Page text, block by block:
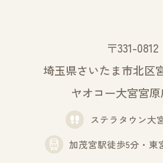
〒331-0812
埼玉県さいたま市北区
ヤオコー大宮宮
ステラタウン大
加茂宮駅徒歩5分・東